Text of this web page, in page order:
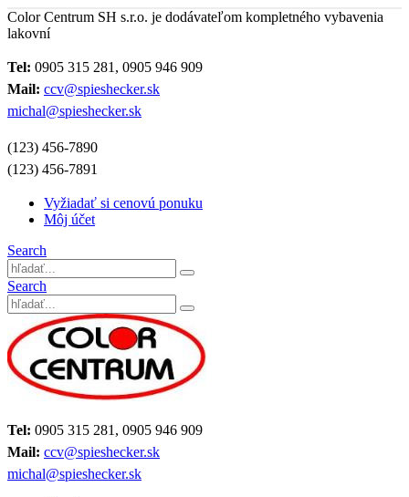
Color Centrum SH s.r.o. je dodávateľom kompletného vybavenia
lakovní
Tel: 0905 315 281, 0905 946 909
Mail: ccv@spieshecker.sk
michal@spieshecker.sk
(123) 456-7890
(123) 456-7891
Vyžiadať si cenovú ponuku
Môj účet
Search
Search
Tel: 0905 315 281, 0905 946 909
Mail: ccv@spieshecker.sk
michal@spieshecker.sk